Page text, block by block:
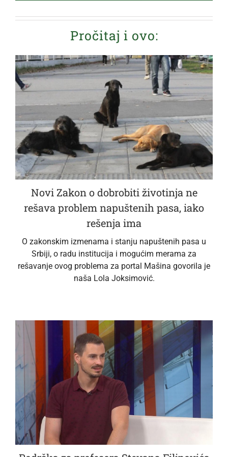
Pročitaj i ovo:
Novi Zakon o dobrobiti životinja ne
rešava problem napuštenih pasa, iako
rešenja ima
O zakonskim izmenama i stanju napuštenih pasa u
Srbiji, o radu institucija i mogućim merama za
rešavanje ovog problema za portal Mašina govorila je
naša Lola Joksimović.